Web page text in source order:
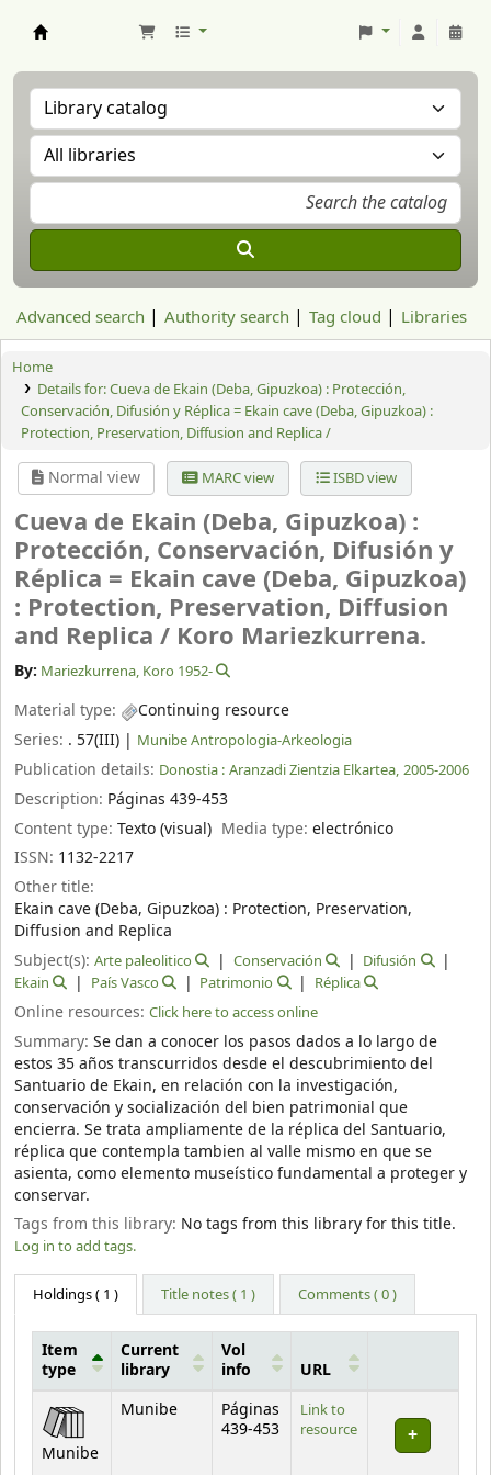
Advanced search Authority search Tag cloud Libraries
Home
Details for:Cueva de Ekain (Deba, Gipuzkoa) : Protección,
Conservación, Difusión y Réplica = Ekain cave (Deba, Gipuzkoa) :
Protection, Preservation, Diffusion and Replica /
Normal view MARC view ISBD view
Cueva de Ekain (Deba, Gipuzkoa) :
Protección, Conservación, Difusión y
Réplica = Ekain cave (Deba, Gipuzkoa)
: Protection, Preservation, Diffusion
and Replica / Koro Mariezkurrena.
By: Mariezkurrena, Koro 1952-
Material type:
Continuing resource
Series: . 57(III) | Munibe Antropologia-Arkeologia
Publication details: Donostia : Aranzadi Zientzia Elkartea, 2005-2006
Description: Páginas 439-453
Content type: Texto (visual) Media type:electrónico
ISSN: 1132-2217
Other title:
Ekain cave (Deba, Gipuzkoa) : Protection, Preservation,
Diffusion and Replica
Subject(s): Arte paleolitico Conservación
Difusión
Ekain
País Vasco Patrimonio Réplica
Online resources: Click here to access online
Summary: Se dan a conocer los pasos dados a lo largo de
estos 35 años transcurridos desde el descubrimiento del
Santuario de Ekain, en relación con la investigación,
conservación y socialización del bien patrimonial que
encierra. Se trata ampliamente de la réplica del Santuario,
réplica que contempla tambien al valle mismo en que se
asienta, como elemento museístico fundamental a proteger y
conservar.
Tags from this library: No tags from this library for this title.
Log in to add tags.
Holdings( 1 ) Title notes ( 1 ) Comments ( 0 )
Holdings
Item
type
Current
library
Vol
info
URL
Munibe
Munibe
Páginas
439-453
Link to
resource